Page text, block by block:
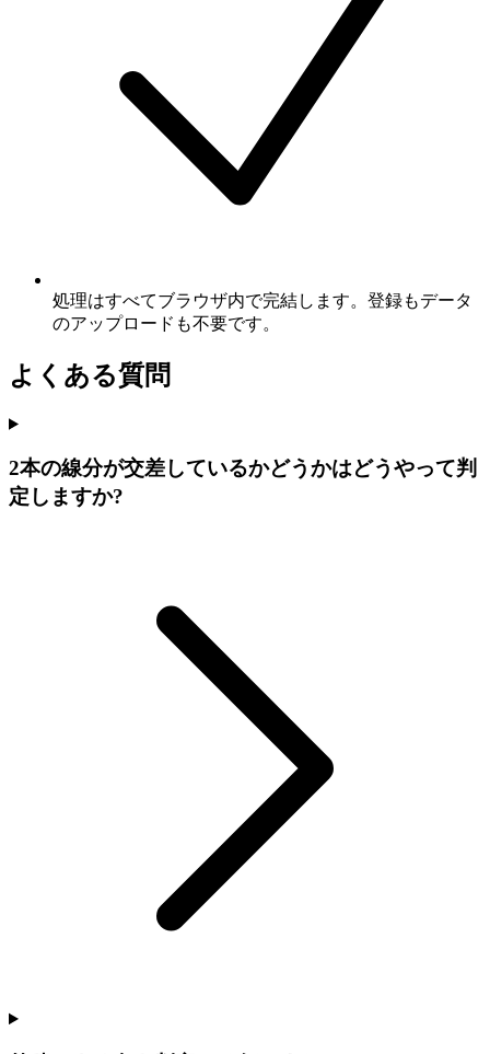
処理はすべてブラウザ内で完結します。登録もデータ
のアップロードも不要です。
よくある質問
2本の線分が交差しているかどうかはどうやって判
定しますか?